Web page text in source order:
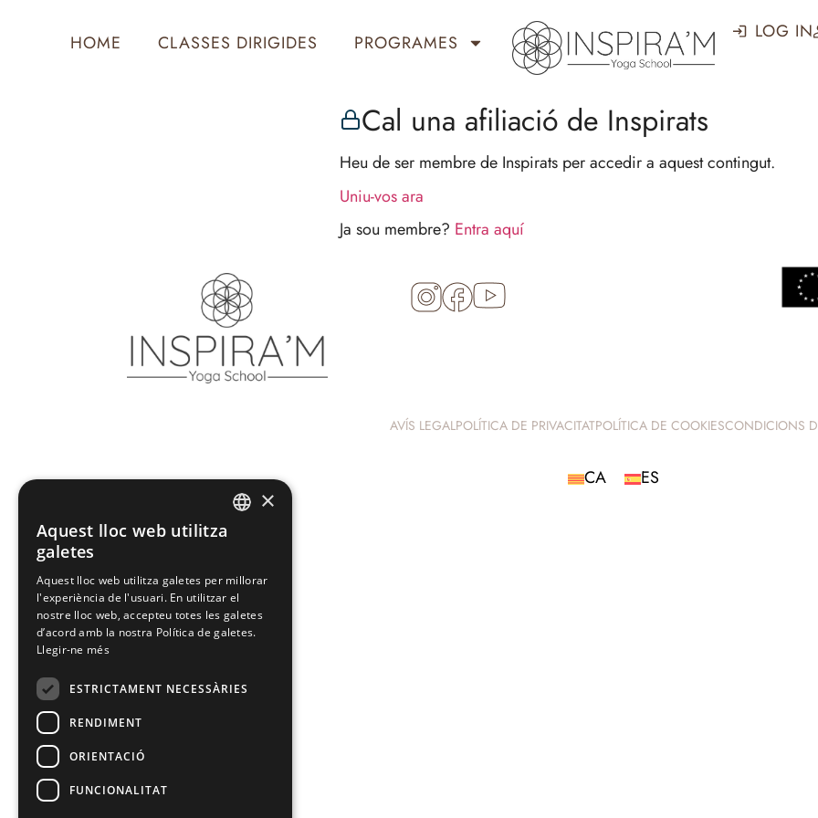
HOME CLASSES DIRIGIDES PROGRAMES LOG IN
Cal una afiliació de Inspirats
Heu de ser membre de Inspirats per accedir a aquest contingut.
Uniu-vos ara
Ja sou membre? Entra aquí
AVÍS LEGALPOLÍTICA DE PRIVACITATPOLÍTICA DE COOKIESCONDICIONS
×
Aquest lloc web utilitza
galetes
Aquest lloc web utilitza galetes per millorar
l'experiència de l'usuari. En utilitzar el
nostre lloc web, accepteu totes les galetes
d’acord amb la nostra Política de galetes.
Llegir-ne més
ESTRICTAMENT NECESSÀRIES
RENDIMENT
ORIENTACIÓ
FUNCIONALITAT